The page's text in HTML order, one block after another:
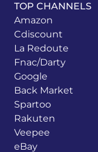
TOP CHANNELS
Amazon
Cdiscount
La Redoute
Fnac/Darty
Google
Back Market
Spartoo
Rakuten
Veepee
eBay